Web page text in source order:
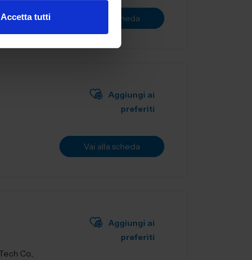
Accetta tutti Vai alla scheda
Aggiungi ai
preferiti
Vai alla scheda
Aggiungi ai
preferiti